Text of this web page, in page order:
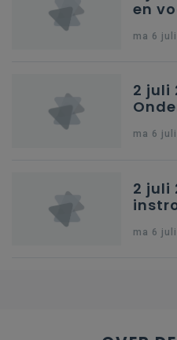
en
ma 6
2 juli
ma 6
2 juli
ma 6